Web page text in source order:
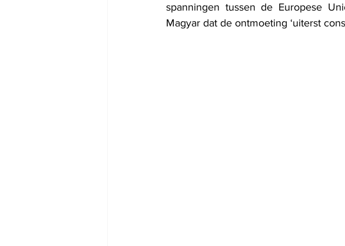
spanningen tussen de Europese
Magyar dat de ontmoeting ‘uiterst